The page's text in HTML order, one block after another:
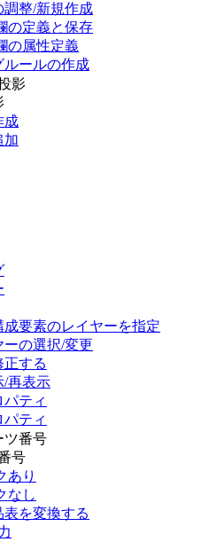
調整/新規作成
の定義と保存
の属性定義
ルールの作成
影
成
加
成要素のレイヤーを指定
の選択/変更
正する
/再表示
ティ
ティ
ツ番号
号
あり
なし
表を変換する